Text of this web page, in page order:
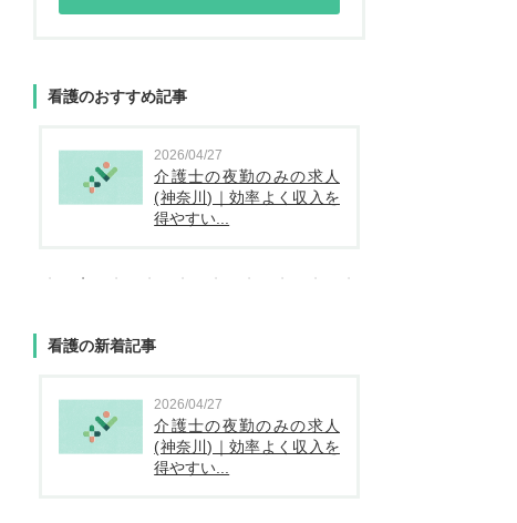
看護のおすすめ記事
2026/04/27
介護士の夜勤のみの求人
(神奈川)｜効率よく収入を
得やすい...
看護の新着記事
2026/04/27
介護士の夜勤のみの求人
(神奈川)｜効率よく収入を
得やすい...